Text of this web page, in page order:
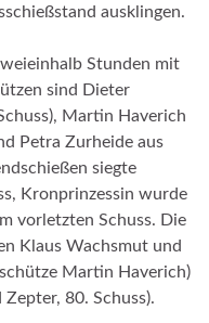
ausklingen.
Stunden mit
sind Dieter
Martin Haverich
Petra Zurheide aus
siegte
Kronprinzessin wurde
vorletzten Schuss. Die
Klaus Wachsmut und
Martin Haverich)
80. Schuss).